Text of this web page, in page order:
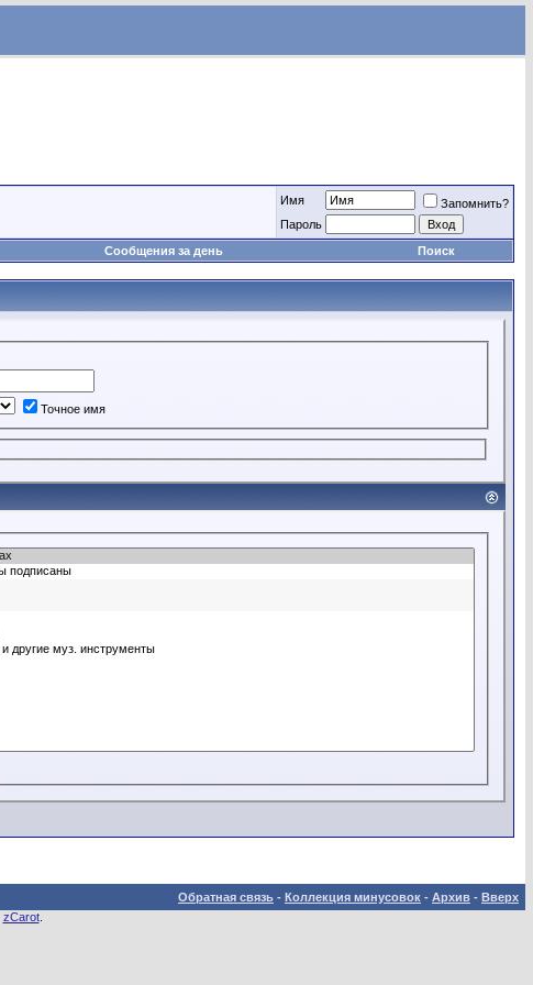
Имя
Запомнить?
Пароль
Сообщения за день Поиск
Точное имя
Обратная связь - Коллекция минусовок - Архив - Вверх
zCarot.